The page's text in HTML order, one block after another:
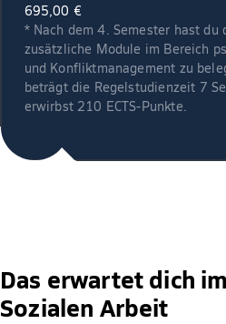
695,00 €
* Nach dem 4. Semester hast
zusätzliche Module im Bereich
und Konfliktmanagement zu
beträgt die Regelstudienzeit 7
erwirbst 210 ECTS-Punkte.
Das erwartet dich
Sozialen Arbeit